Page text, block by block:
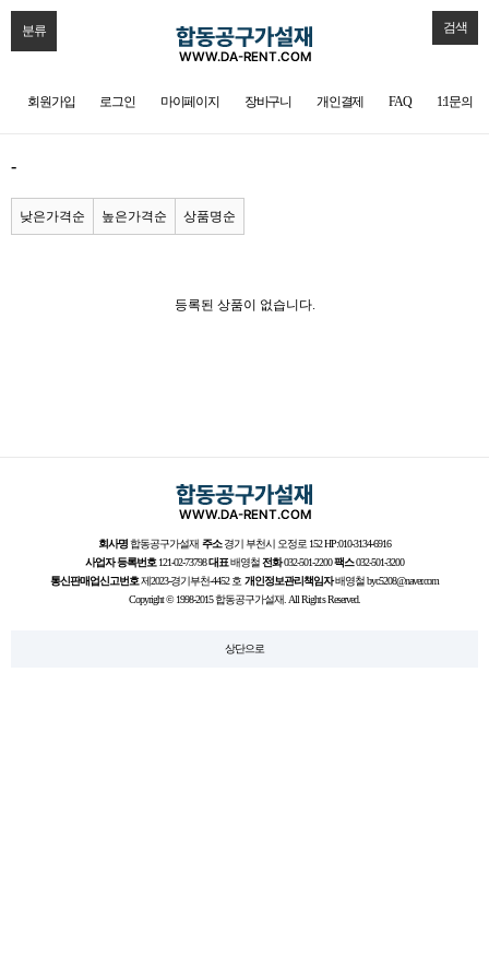
분류 검색
회원가입 로그인 마이페이지 장바구니 개인결제 FAQ 1:1문의
-
낮은가격순 높은가격순 상품명순
등록된 상품이 없습니다.
회사명합동공구가설재 주소경기 부천시 오정로 152 HP:010-3134-6916
사업자 등록번호121-02-73798대표배영철전화032-501-2200팩스032-501-3200
통신판매업신고번호제2023-경기부천-4452 호 개인정보관리책임자배영철 byc5208@naver.com
Copyright © 1998-2015 합동공구가설재. All Rights Reserved.
상단으로